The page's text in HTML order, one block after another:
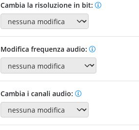
Cambia la risoluzione in bit:
Modifica frequenza audio:
Cambia i canali audio: